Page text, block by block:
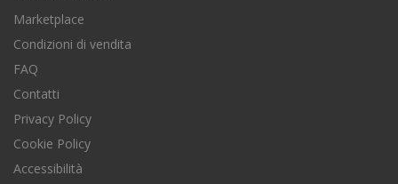
Marketplace
Condizioni di vendita
FAQ
Contatti
Privacy Policy
Cookie Policy
Accessibilità